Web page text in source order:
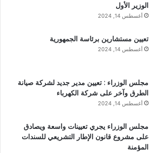
الوزير الأول
أغسطس 14, 2024
تعيين مستشارين برئاسة الجمهورية
أغسطس 14, 2024
مجلس الوزراء : تعيين مدير جديد لشركة صيانة
الطرق وآخر على شركة الكهرباء
أغسطس 14, 2024
مجلس الوزراء يجري تعيينات واسعة ويصادق
على مشروع قانون الإطار التشريعي للسندات
المؤمنة